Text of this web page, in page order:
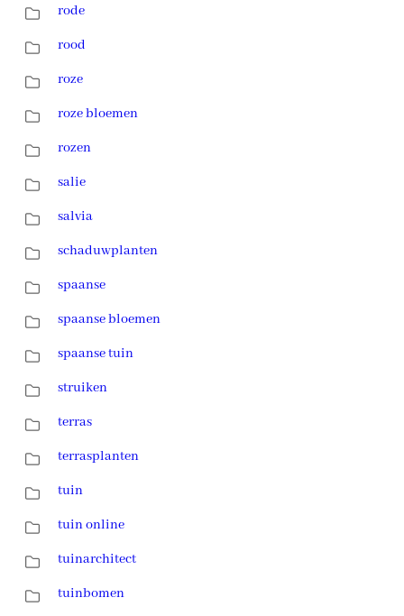
rode
rood
roze
roze bloemen
rozen
salie
salvia
schaduwplanten
spaanse
spaanse bloemen
spaanse tuin
struiken
terras
terrasplanten
tuin
tuin online
tuinarchitect
tuinbomen